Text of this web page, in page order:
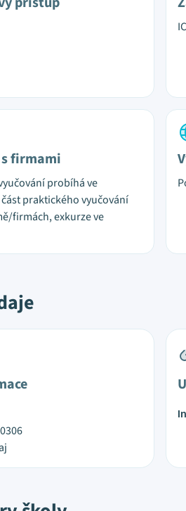
firmami
probíhá ve
praktického vyučování
firmách, exkurze ve